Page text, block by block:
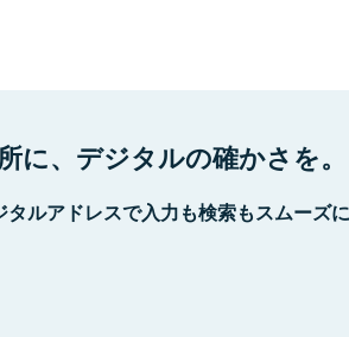
に、デジタルの確かさを。
タルアドレスで入力も検索もスムーズ